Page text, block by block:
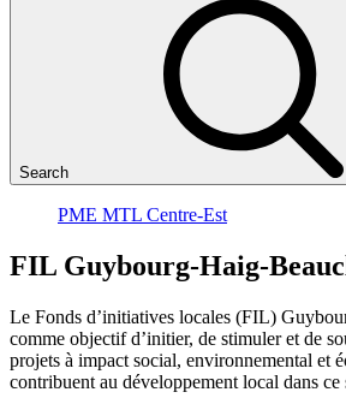
Search
PME MTL Centre-Est
FIL Guybourg-Haig-
Le Fonds d’initiatives locales (FIL)
comme objectif d’initier, de stimuler et de
projets à impact social, environnemental et
contribuent au développement local dans ce